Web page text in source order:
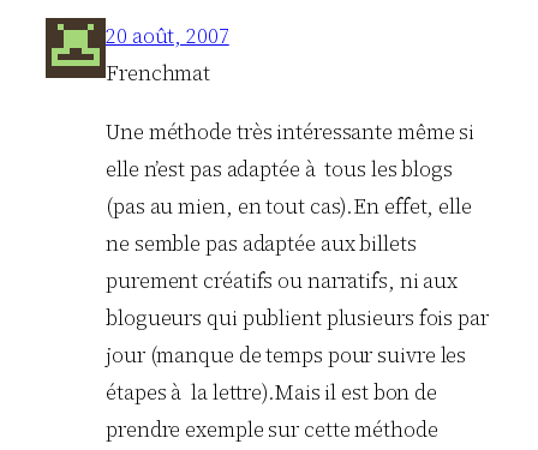
20 août, 2007
Frenchmat
Une méthode très intéressante même si
elle n’est pas adaptée à tous les blogs
(pas au mien, en tout cas).En effet, elle
ne semble pas adaptée aux billets
purement créatifs ou narratifs, ni aux
blogueurs qui publient plusieurs fois par
jour (manque de temps pour suivre les
étapes à la lettre).Mais il est bon de
prendre exemple sur cette méthode